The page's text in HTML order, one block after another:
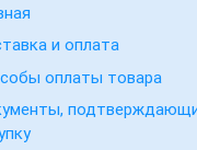
и оплата
оплаты товара